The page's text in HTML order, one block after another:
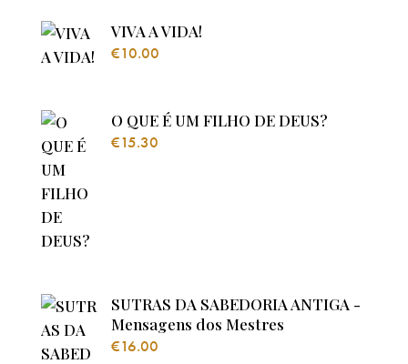
VIVA A VIDA!
€10.00
O QUE É UM FILHO DE DEUS?
€15.30
SUTRAS DA SABEDORIA ANTIGA -
Mensagens dos Mestres
€16.00